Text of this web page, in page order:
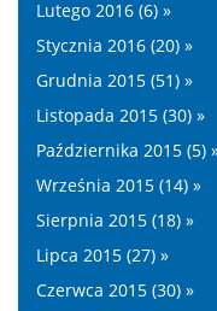
Lutego 2016 (6) »
Stycznia 2016 (20) »
Grudnia 2015 (51) »
Listopada 2015 (30) »
Października 2015 (5)
Września 2015 (14) »
Sierpnia 2015 (18) »
Lipca 2015 (27) »
Czerwca 2015 (30) »